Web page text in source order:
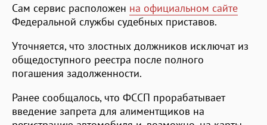
Сам сервис расположен на официальном сайте
Федеральной службы судебных приставов.
Уточняется, что злостных должников исключат из
общедоступного реестра после полного
погашения задолженности.
Ранее сообщалось, что ФССП прорабатывает
введение запрета для алиментщиков на